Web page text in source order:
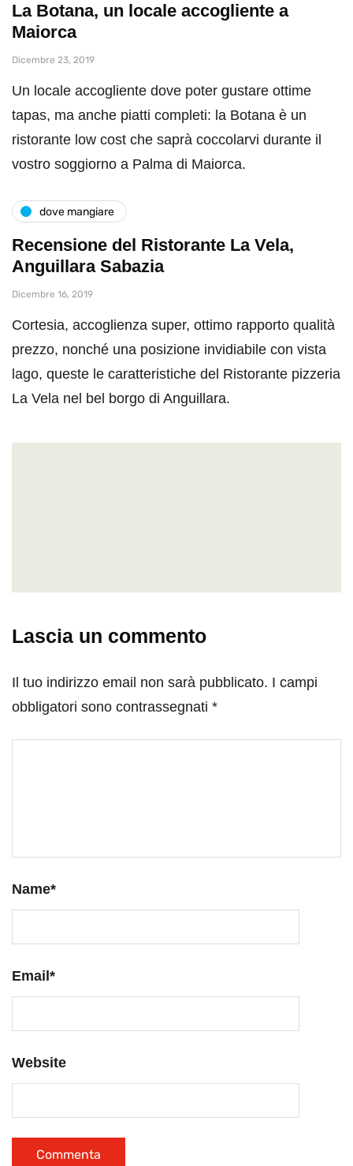
La Botana, un locale accogliente a
Maiorca
Dicembre 23, 2019
Un locale accogliente dove poter gustare ottime
tapas, ma anche piatti completi: la Botana è un
ristorante low cost che saprà coccolarvi durante il
vostro soggiorno a Palma di Maiorca.
dove mangiare
Recensione del Ristorante La Vela,
Anguillara Sabazia
Dicembre 16, 2019
Cortesia, accoglienza super, ottimo rapporto qualità
prezzo, nonché una posizione invidiabile con vista
lago, queste le caratteristiche del Ristorante pizzeria
La Vela nel bel borgo di Anguillara.
Lascia un commento
Il tuo indirizzo email non sarà pubblicato. I campi
obbligatori sono contrassegnati *
Name*
Email *
Website